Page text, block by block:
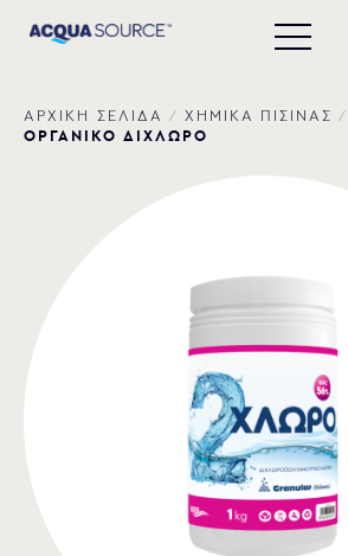
ΑΡΧΙΚΗ ΣΕΛΙΔΑ / ΧΗΜΙΚΑ ΠΙΣΙΝΑΣ /
ΟΡΓΑΝΙΚΟ ΔΙΧΛΩΡΟ